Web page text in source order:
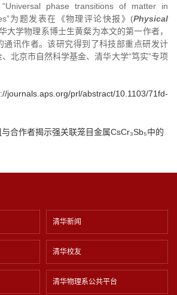
phase transitions of matter in
为题发表在《物理评论快报》(Physical
大学物理系博士生黄粲为本文的第一作者，
通讯作者。该研究得到了科技部重点研发计
北京市自然科学基金、清华大学“笃实”专项
journals.aps.org/prl/abstract/10.1103/71fd-
合作者揭示强关联笼目金属CsCr₃Sb₅中的
清华新闻
清华校友
清华物理系公共平台